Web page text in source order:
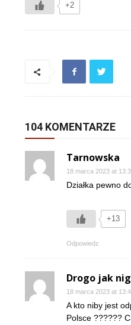
+2
104 KOMENTARZE
Tarnowska
18 marca 2023 at
Działka pewno
+13
Odpowiedz
Drogo jak
18 marca 2023 at
A kto niby jest
Polsce ??????